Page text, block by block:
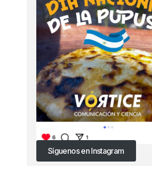
Síguenos en Instagram